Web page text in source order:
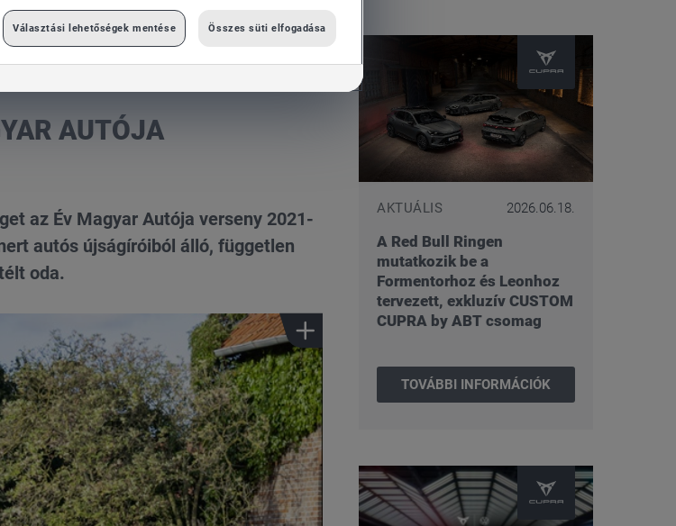
AUTÓJA
az Év Magyar Autója verseny 2021-
autós újságíróiból álló, független
oda.
AKTUÁLIS 2026.06.18.
A Red Bull Ringen
mutatkozik be a
Formentorhoz és Leonhoz
tervezett, exkluzív CUSTOM
CUPRA by ABT csomag
TOVÁBBI INFORMÁCIÓK
Választási lehetőségek mentése Összes süti elfogadása